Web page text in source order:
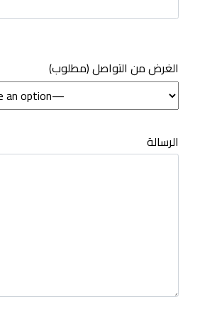
(مطلوب) الغرض من التواصل
الرسالة